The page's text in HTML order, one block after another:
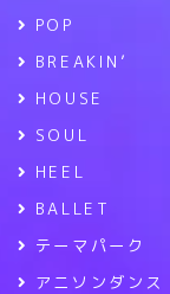
POP
BREAKIN’
HOUSE
SOUL
HEEL
BALLET
テーマパーク
アニソンダンス